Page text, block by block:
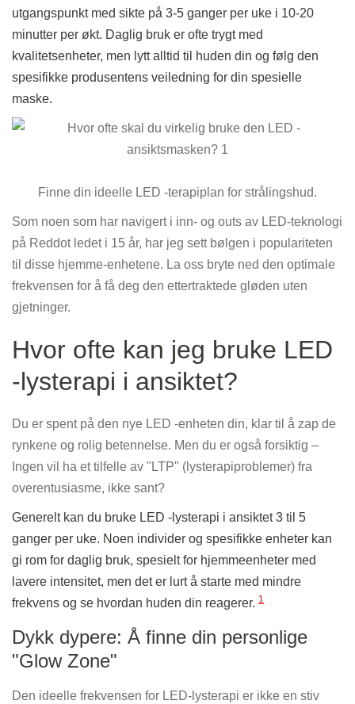
utgangspunkt med sikte på 3-5 ganger per uke i 10-20
minutter per økt. Daglig bruk er ofte trygt med
kvalitetsenheter, men lytt alltid til huden din og følg den
spesifikke produsentens veiledning for din spesielle
maske.
Finne din ideelle LED -terapiplan for strålingshud.
Som noen som har navigert i inn- og outs av LED-teknologi
på Reddot ledet i 15 år, har jeg sett bølgen i populariteten
til disse hjemme-enhetene. La oss bryte ned den optimale
frekvensen for å få deg den ettertraktede gløden uten
gjetninger.
Hvor ofte kan jeg bruke LED
-lysterapi i ansiktet?
Du er spent på den nye LED -enheten din, klar til å zap de
rynkene og rolig betennelse. Men du er også forsiktig –
Ingen vil ha et tilfelle av "LTP" (lysterapiproblemer) fra
overentusiasme, ikke sant?
Generelt kan du bruke LED -lysterapi i ansiktet 3 til 5
ganger per uke. Noen individer og spesifikke enheter kan
gi rom for daglig bruk, spesielt for hjemmeenheter med
lavere intensitet, men det er lurt å starte med mindre
frekvens og se hvordan huden din reagerer. 1
Dykk dypere: Å finne din personlige
"Glow Zone"
Den ideelle frekvensen for LED-lysterapi er ikke en stiv